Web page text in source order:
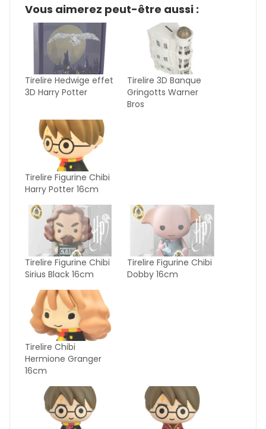
Vous aimerez peut-être aussi :
Tirelire Hedwige effet
3D Harry Potter
Tirelire 3D Banque
Gringotts Warner
Bros
Tirelire Figurine Chibi
Harry Potter 16cm
Tirelire Figurine Chibi
Sirius Black 16cm
Tirelire Figurine Chibi
Dobby 16cm
Tirelire Chibi
Hermione Granger
16cm